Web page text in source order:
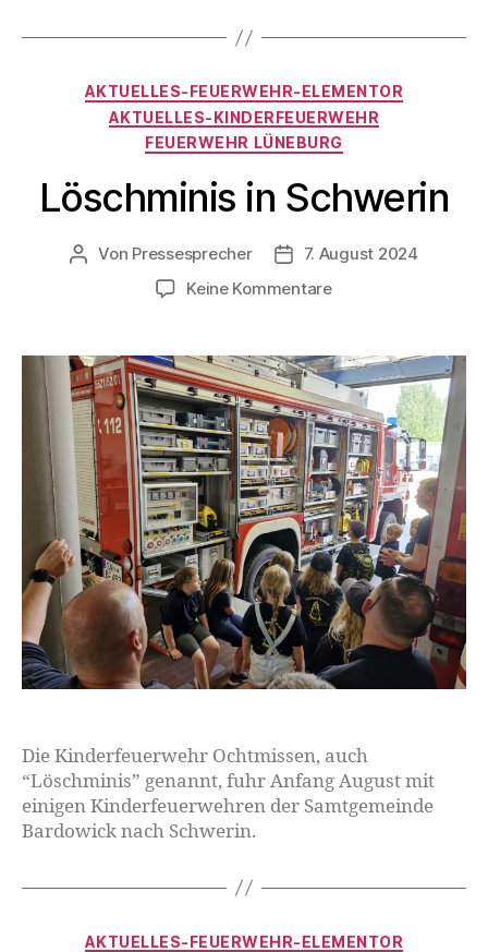
AKTUELLES-FEUERWEHR-ELEMENTOR
AKTUELLES-KINDERFEUERWEHR
FEUERWEHR LÜNEBURG
Löschminis in Schwerin
Von Pressesprecher
7. August 2024
Keine Kommentare
Die Kinderfeuerwehr Ochtmissen, auch
“Löschminis” genannt, fuhr Anfang August mit
einigen Kinderfeuerwehren der Samtgemeinde
Bardowick nach Schwerin.
AKTUELLES-FEUERWEHR-ELEMENTOR